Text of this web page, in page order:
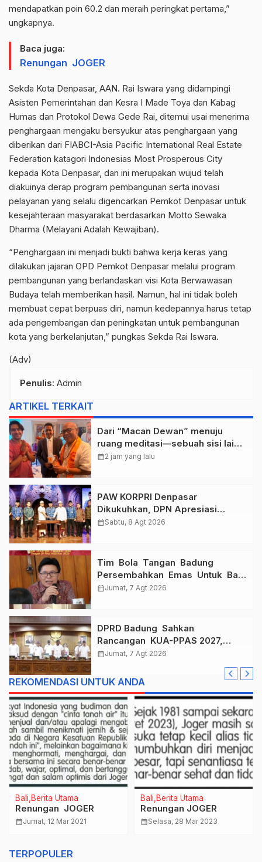
mendapatkan poin 60.2 dan meraih peringkat pertama,”
ungkapnya.
Baca juga:
Renungan JOGER
Sekda Kota Denpasar, AAN. Rai Iswara yang didampingi
Asisten Pemerintahan dan Kesra I Made Toya dan Kabag
Humas dan Protokol Dewa Gede Rai, ditemui usai menerima
penghargaan mengaku bersyukur atas penghargaan yang
diberikan dari FIABCI-Asia Pacific International Real Estate
Federation katagori Indonesias Most Prosperous City
kepada Kota Denpasar, dan ini merupakan wujud telah
diakuinya derap program pembangunan serta inovasi
pelayanan yang selalu digencarkan Pemkot Denpasar untuk
kesejahteraan masyarakat berdasarkan Motto Sewaka
Dharma (Melayani Adalah Kewajiban).
“Penghargaan ini menjadi bukti bahwa kerja keras yang
dilakukan jajaran OPD Pemkot Denpasar melalui program
pembangunan yang berlandaskan visi Kota Berwawasan
Budaya telah memberikan hasil. Namun, hal ini tidak boleh
membuat cepat berpuas diri, namun kedepannya harus tetap
ada pengembangan dan peningkatan untuk pembangunan
kota yang berkelanjutan,” pungkas Sekda Rai Iswara.
(Adv)
Penulis: Admin
ARTIKEL TERKAIT
Dari “Macan Dewan” menuju
ruang meditasi—sebuah sisi lain I
Dewa Nyoman Rai Bertemu Baba
calendar_month2 jam yang lalu
PAW KORPRI Denpasar
Dikukuhkan, DPN Apresiasi
“Sembagi Arutala” untuk Lindungi
calendar_monthSabtu, 8 Agt 2026
Tim Bola Tangan Badung
Persembahkan Emas Untuk Bali
, Taklukkan Jawa Tengah Di
calendar_monthJumat, 7 Agt 2026
DPRD Badung Sahkan
Rancangan KUA-PPAS 2027,
Anggaran Tembus Lebih Dari
calendar_monthJumat, 7 Agt 2026
REKOMENDASI UNTUK ANDA
Bali Berita Utama
Renungan JOGER
calendar_monthJumat, 12 Mar 2021
Bali Berita Utama
Renungan JOGER
calendar_monthSelasa, 28 Mar 2023
TERPOPULER